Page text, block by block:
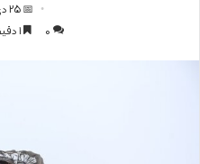
📅 25 دی 1401 🕙21:06
0